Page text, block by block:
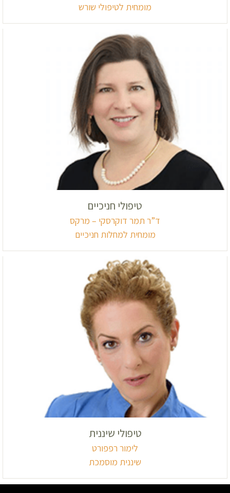
מומחית לטיפולי שורש
טיפולי חניכיים
ד”ר תמר דוקרסקי – מרקס
מומחית למחלות חניכיים
טיפולי שיננית
לימור רפפורט
שיננית מוסמכת